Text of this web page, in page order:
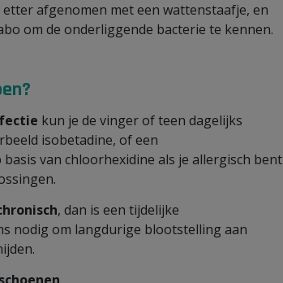
afgenomen met een wattenstaafje, en
om de onderliggende bacterie te kennen.
kun je de vinger of teen dagelijks
isobetadine, of een
van chloorhexidine als je allergisch bent
, dan is een tijdelijke
nodig om langdurige blootstelling aan